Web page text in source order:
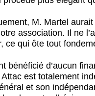
M. Martel
association. Il ne
ce qui ôte tout
bénéficié d’aucun
est totalement
et son